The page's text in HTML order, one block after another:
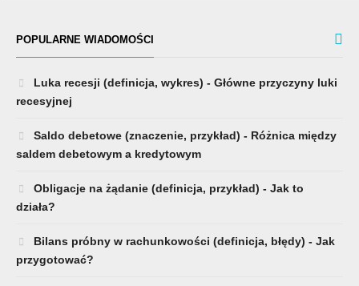
POPULARNE WIADOMOŚCI
Luka recesji (definicja, wykres) - Główne przyczyny luki
recesyjnej
Saldo debetowe (znaczenie, przykład) - Różnica między
saldem debetowym a kredytowym
Obligacje na żądanie (definicja, przykład) - Jak to
działa?
Bilans próbny w rachunkowości (definicja, błędy) - Jak
przygotować?